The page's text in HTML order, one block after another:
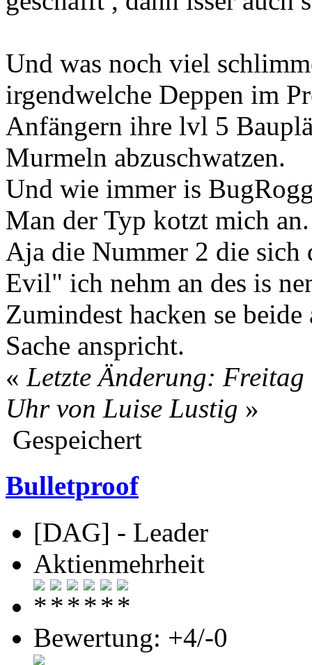
Und was noch viel
irgendwelche Deppen im
Anfängern ihre lvl 5
Murmeln abzuschwatzen.
Und wie immer is
Man der Typ kotzt mich an.
Aja die Nummer 2 die
Evil" ich nehm an des is
Zumindest hacken se
Sache anspricht.
« Letzte Änderung:
Uhr von Luise Lustig »
Gespeichert
Bulletproof
[DAG] - Leader
Aktienmehrheit
Bewertung: +4/-0